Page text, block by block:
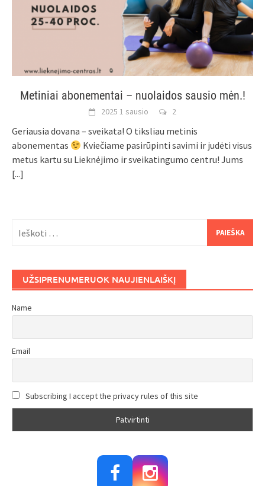
Metiniai abonementai – nuolaidos sausio mėn.!
2025 1 sausio 2
Geriausia dovana – sveikata! O tiksliau metinis
abonementas
Kviečiame pasirūpinti savimi ir judėti visus
metus kartu su Lieknėjimo ir sveikatingumo centru! Jums
[...]
UŽSIPRENUMERUOK NAUJIENLAIŠKĮ
Name
Email
Subscribing I accept the privacy rules of this site